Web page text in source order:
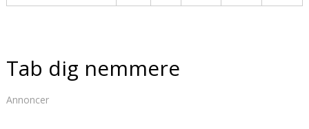
Tab dig nemmere
Annoncer